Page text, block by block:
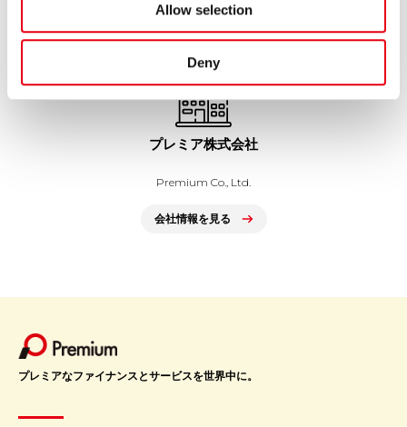
Allow selection
Deny
GROUP COMPANY
プレミア株式会社
Premium Co., Ltd.
会社情報を見る
プレミアなファイナンスとサービスを世界中に。